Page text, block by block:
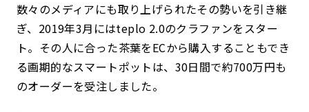
数々のメディアにも取り上げられたその勢いを引き継
ぎ、2019年3月にはteplo 2.0のクラファンをスター
ト。その人に合った茶葉をECから購入することもでき
る画期的なスマートポットは、30日間で約700万円も
のオーダーを受注しました。